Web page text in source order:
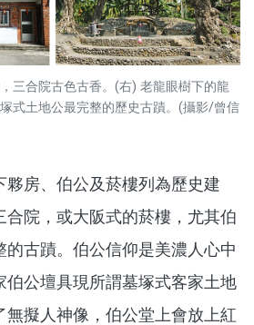
三合院古色古香。(右) 老龍眼樹下的龍
式土地公最完整的歷史古蹟。(攝影/曾信
房、伯公及菸樓列為歷史建
合院，或大阪式的菸樓，尤其伯
古蹟。伯公信仰是美濃人心中
伯公壇具現所謂墓塚式客家土地
無擬人神像，伯公堂上會放上紅